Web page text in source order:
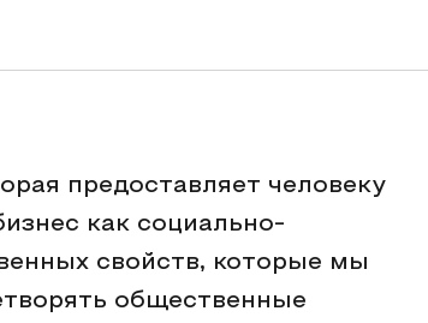
предоставляет человеку
как социально-
свойств, которые мы
общественные